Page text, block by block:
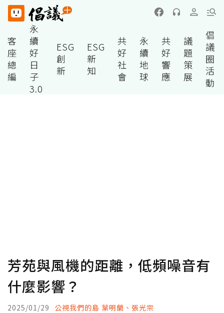
客
座
總
編
永
續
好
日
子
3.0
ESG
創
新
ESG
新
知
共
好
社
會
永
續
地
球
共
好
響
應
議
題
策
展
倡
議
圈
活
動
芳苑與風機的距離，低頻噪音有
什麼影響？
2025/01/29 公視我們的島 葉明蘭、張光宗